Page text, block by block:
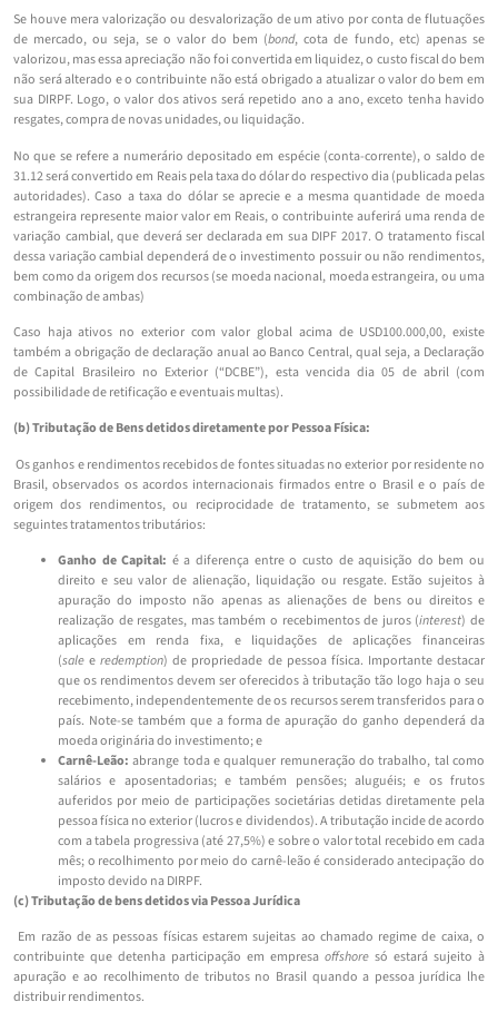
Se houve mera valorização ou desvalorização de um ativo por conta de flutuações
de mercado, ou seja, se o valor do bem (bond, cota de fundo, etc) apenas se
valorizou, mas essa apreciação não foi convertida em liquidez, o custo fiscal do bem
não será alterado e o contribuinte não está obrigado a atualizar o valor do bem em
sua DIRPF. Logo, o valor dos ativos será repetido ano a ano, exceto tenha havido
resgates, compra de novas unidades, ou liquidação.
No que se refere a numerário depositado em espécie (conta-corrente), o saldo de
31.12 será convertido em Reais pela taxa do dólar do respectivo dia (publicada pelas
autoridades). Caso a taxa do dólar se aprecie e a mesma quantidade de moeda
estrangeira represente maior valor em Reais, o contribuinte auferirá uma renda de
variação cambial, que deverá ser declarada em sua DIPF 2017. O tratamento fiscal
dessa variação cambial dependerá de o investimento possuir ou não rendimentos,
bem como da origem dos recursos (se moeda nacional, moeda estrangeira, ou uma
combinação de ambas)
Caso haja ativos no exterior com valor global acima de USD100.000,00, existe
também a obrigação de declaração anual ao Banco Central, qual seja, a Declaração
de Capital Brasileiro no Exterior (“DCBE”), esta vencida dia 05 de abril (com
possibilidade de retificação e eventuais multas).
(b) Tributação de Bens detidos diretamente por Pessoa Física:
Os ganhos e rendimentos recebidos de fontes situadas no exterior por residente no
Brasil, observados os acordos internacionais firmados entre o Brasil e o país de
origem dos rendimentos, ou reciprocidade de tratamento, se submetem aos
seguintes tratamentos tributários:
Ganho de Capital: é a diferença entre o custo de aquisição do bem ou
direito e seu valor de alienação, liquidação ou resgate. Estão sujeitos à
apuração do imposto não apenas as alienações de bens ou direitos e
realização de resgates, mas também o recebimentos de juros (interest) de
aplicações em renda fixa, e liquidações de aplicações financeiras
(salee redemption) de propriedade de pessoa física. Importante destacar
que os rendimentos devem ser oferecidos à tributação tão logo haja o seu
recebimento, independentemente de os recursos serem transferidos para o
país. Note-se também que a forma de apuração do ganho dependerá da
moeda originária do investimento; e
Carnê-Leão:abrange toda e qualquer remuneração do trabalho, tal como
salários e aposentadorias; e também pensões; aluguéis; e os frutos
auferidos por meio de participações societárias detidas diretamente pela
pessoa física no exterior (lucros e dividendos). A tributação incide de acordo
com a tabela progressiva (até 27,5%) e sobre o valor total recebido em cada
mês; o recolhimento por meio do carnê-leão é considerado antecipação do
imposto devido na DIRPF.
(c) Tributação de bens detidos via Pessoa Jurídica
Em razão de as pessoas físicas estarem sujeitas ao chamado regime de caixa, o
contribuinte que detenha participação em empresa offshore só estará sujeito à
apuração e ao recolhimento de tributos no Brasil quando a pessoa jurídica lhe
distribuir rendimentos.